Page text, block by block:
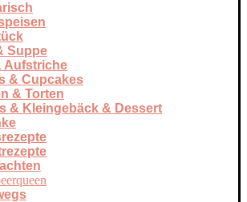
Suppe
Aufstriche
& Cupcakes
& Torten
& Kleingebäck & Dessert